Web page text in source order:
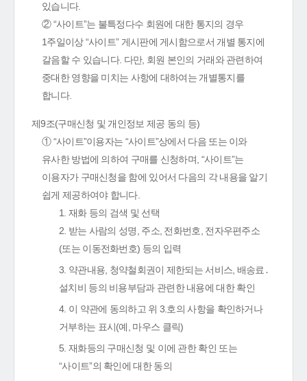
있습니다.
② “사이트”는 불특정다수 회원에 대한 통지의 경우
1주일이상 “사이트” 게시판에 게시함으로서 개별 통지에
갈음할 수 있습니다. 다만, 회원 본인의 거래와 관련하여
중대한 영향을 미치는 사항에 대하여는 개별통지를
합니다.
제9조(구매신청 및 개인정보 제공 동의 등)
① “사이트”이용자는 “사이트”상에서 다음 또는 이와
유사한 방법에 의하여 구매를 신청하며, “사이트”는
이용자가 구매신청을 함에 있어서 다음의 각 내용을 알기
쉽게 제공하여야 합니다.
1. 재화 등의 검색 및 선택
2. 받는 사람의 성명, 주소, 전화번호, 전자우편주소
(또는 이동전화번호) 등의 입력
3. 약관내용, 청약철회권이 제한되는 서비스, 배송료․
설치비 등의 비용부담과 관련한 내용에 대한 확인
4. 이 약관에 동의하고 위 3.호의 사항을 확인하거나
거부하는 표시(예, 마우스 클릭)
5. 재화등의 구매신청 및 이에 관한 확인 또는
“사이트”의 확인에 대한 동의